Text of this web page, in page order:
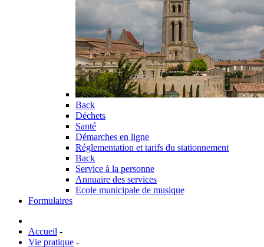
Back
Déchets
Santé
Démarches en ligne
Réglementation et tarifs du stationnement
Back
Service à la personne
Annuaire des services
Ecole municipale de musique
Formulaires
Accueil -
Vie pratique -